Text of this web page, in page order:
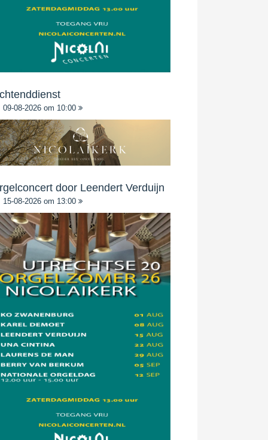
09-08-2026 om 10:00
door Leendert Verduijn
15-08-2026 om 13:00